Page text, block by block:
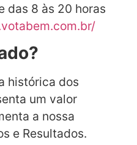
das 8 às 20 horas
histórica dos
um valor
a nossa
e Resultados.